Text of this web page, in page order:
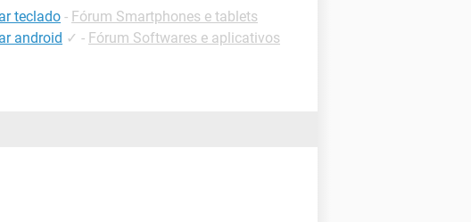
teclado - Fórum Smartphones e tablets
android ✓ - Fórum Softwares e aplicativos